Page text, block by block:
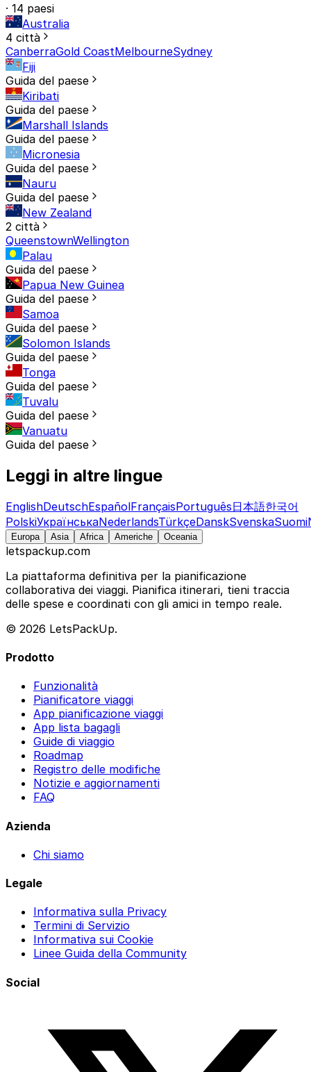
· 14 paesi
Australia
4 città
CanberraGold CoastMelbourneSydney
Fiji
Guida del paese
Kiribati
Guida del paese
Marshall Islands
Guida del paese
Micronesia
Guida del paese
Nauru
Guida del paese
New Zealand
2 città
QueenstownWellington
Palau
Guida del paese
Papua New Guinea
Guida del paese
Samoa
Guida del paese
Solomon Islands
Guida del paese
Tonga
Guida del paese
Tuvalu
Guida del paese
Vanuatu
Guida del paese
Leggi in altre lingue
EnglishDeutschEspañolFrançaisPortuguês日本語한국어
PolskiУкраїнськаNederlandsTürkçeDanskSvenskaSuomi
Europa Asia Africa Americhe Oceania
letspackup.com
La piattaforma definitiva per la pianificazione
collaborativa dei viaggi. Pianifica itinerari, tieni traccia
delle spese e coordinati con gli amici in tempo reale.
© 2026 LetsPackUp.
Prodotto
Funzionalità
Pianificatore viaggi
App pianificazione viaggi
App lista bagagli
Guide di viaggio
Roadmap
Registro delle modifiche
Notizie e aggiornamenti
FAQ
Azienda
Chi siamo
Legale
Informativa sulla Privacy
Termini di Servizio
Informativa sui Cookie
Linee Guida della Community
Social